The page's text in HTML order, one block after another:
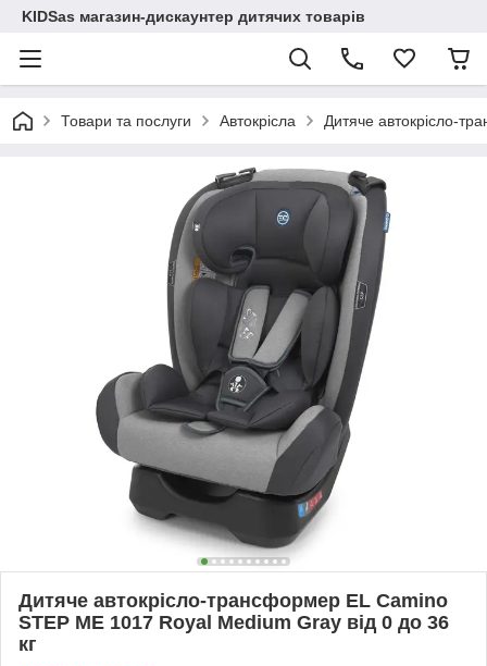
KIDSas магазин-дискаунтер дитячих товарів
Товари та послуги Автокрісла Дитяче автокрісло-
Дитяче автокрісло-трансформер EL Camino
STEP ME 1017 Royal Medium Gray від 0 до 36
кг